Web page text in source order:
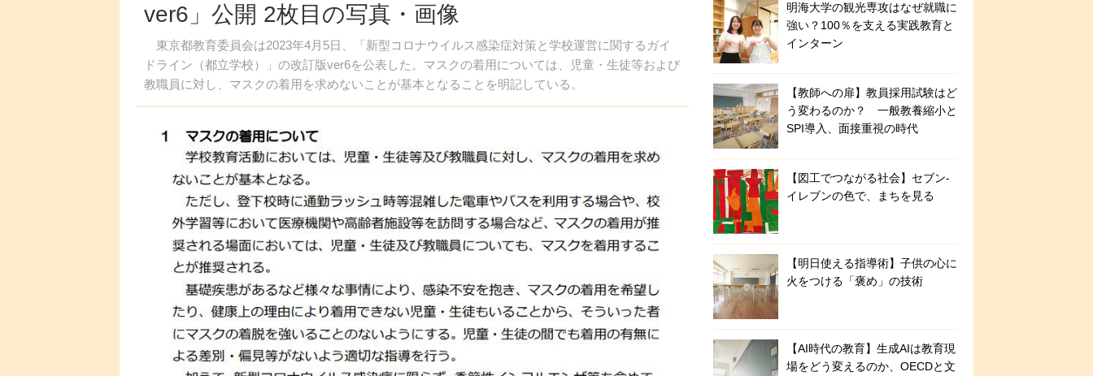
ver6」公開 2枚目の写真・画像
東京都教育委員会は2023年4月5日、「新型コロナウイルス感染症対策と学校運営に関するガイ
ドライン（都立学校）」の改訂版ver6を公表した。マスクの着用については、児童・生徒等および
教職員に対し、マスクの着用を求めないことが基本となることを明記している。
明海大学の観光専攻はなぜ就職に
強い？100％を支える実践教育と
インターン
【教師への扉】教員採用試験はど
う変わるのか？ 一般教養縮小と
SPI導入、面接重視の時代
【図工でつながる社会】セブン‐
イレブンの色で、まちを見る
【明日使える指導術】子供の心に
火をつける「褒め」の技術
【AI時代の教育】生成AIは教育現
場をどう変えるのか、OECDと文